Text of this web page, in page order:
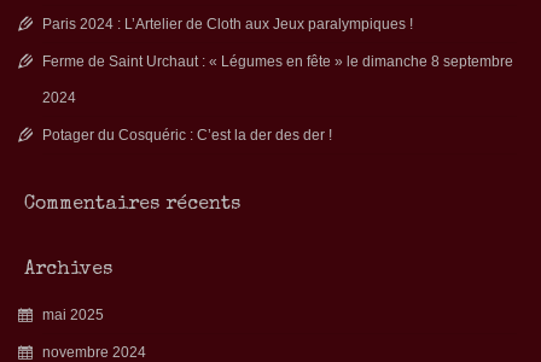
Paris 2024 : L’Artelier de Cloth aux Jeux paralympiques !
Ferme de Saint Urchaut : « Légumes en fête » le dimanche 8 septembre
2024
Potager du Cosquéric : C’est la der des der !
Commentaires récents
Archives
mai 2025
novembre 2024